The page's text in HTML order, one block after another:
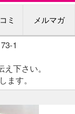
ミ メルマガ
1
下さい。
す。